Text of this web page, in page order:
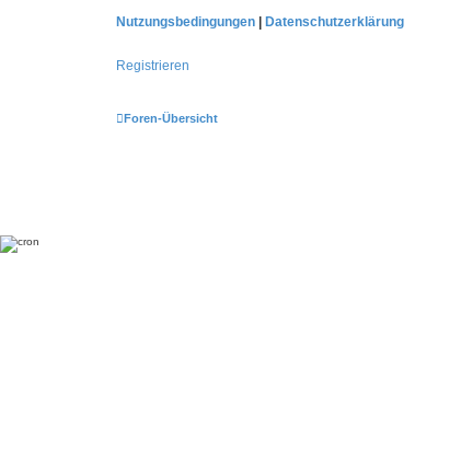
Nutzungsbedingungen
Datenschutzerklärung
Registrieren
Foren-Übersicht